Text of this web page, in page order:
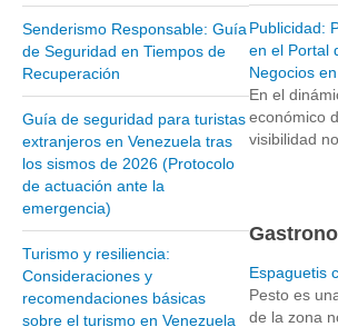
Parque Nacional Parima-Tapirapeco
Parque Nacional Jaua-Sarisariñama
Ecoturismo en Venezuela
Montañas y Llanos
Zona Costera Venezolana
Amazonas
Barlovento
Delta Amacuro
Estado Sucre
La Colonia Tovar
Senderismo Responsable: Guía
de Seguridad en Tiempos de
Recuperación
Guía de seguridad para turistas
extranjeros en Venezuela tras
los sismos de 2026 (Protocolo
de actuación ante la
emergencia)
Turismo y resiliencia:
Consideraciones y
recomendaciones básicas
sobre el turismo en Venezuela
Publicidad:
en el Portal
Negocios
En el
económico
visibilidad
Espaguetis
Pesto es
de la zona